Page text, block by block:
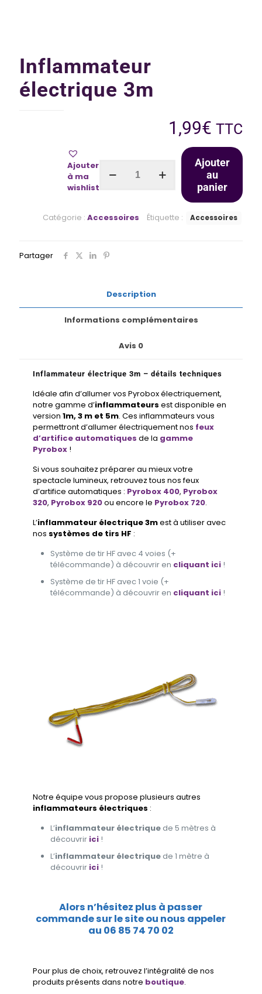
Inflammateur
électrique 3m
1,99€ TTC
Ajouter
à ma
wishlist
Ajouter
au
panier
Catégorie : Accessoires Étiquette : Accessoires
Partager
Description
Informations complémentaires
Avis 0
Inflammateur électrique 3m – détails techniques
Idéale afin d’allumer vos Pyrobox électriquement,
notre gamme d’inflammateurs est disponible en
version1m, 3 m et 5m. Ces inflammateurs vous
permettront d’allumer électriquement nos feux
d’artifice automatiques de la gamme
Pyrobox !
Si vous souhaitez préparer au mieux votre
spectacle lumineux, retrouvez tous nos feux
d’artifice automatiques : Pyrobox 400, Pyrobox
320, Pyrobox 920ou encore le Pyrobox 720.
L’inflammateur électrique 3mest à utiliser avec
nos systèmes de tirs HF :
Système de tir HF avec 4 voies (+
télécommande) à découvrir en cliquant ici !
Système de tir HF avec 1 voie (+
télécommande) à découvrir en cliquant ici !
Notre équipe vous propose plusieurs autres
inflammateurs électriques :
L’inflammateur électrique de 5 mètres à
découvrir ici !
L’inflammateur électrique de 1 mètre à
découvrir ici !
Alors n’hésitez plus à passer
commande sur le site ou nous appeler
au 06 85 74 70 02
Pour plus de choix, retrouvez l’intégralité de nos
produits présents dans notre boutique.